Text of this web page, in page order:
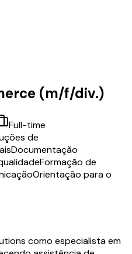
(m/f/div.)
Full-time
de
Documentação
Formação de
Orientação para o
como especialista em